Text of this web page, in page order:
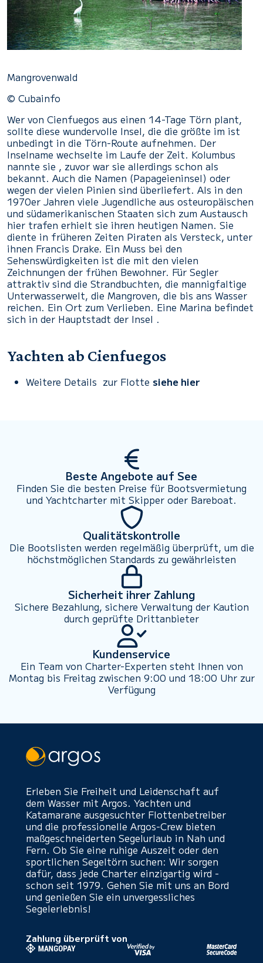
Mangrovenwald
© Cubainfo
Wer von Cienfuegos aus einen 14-Tage Törn plant,
sollte diese wundervolle Insel, die die größte im ist
unbedingt in die Törn-Route aufnehmen. Der
Inselname wechselte im Laufe der Zeit. Kolumbus
nannte sie , zuvor war sie allerdings schon als
bekannt. Auch die Namen (Papageieninsel) oder
wegen der vielen Pinien sind überliefert. Als in den
1970er Jahren viele Jugendliche aus osteuropäischen
und südamerikanischen Staaten sich zum Austausch
hier trafen erhielt sie ihren heutigen Namen. Sie
diente in früheren Zeiten Piraten als Versteck, unter
ihnen Francis Drake. Ein Muss bei den
Sehenswürdigkeiten ist die mit den vielen
Zeichnungen der frühen Bewohner. Für Segler
attraktiv sind die Strandbuchten, die mannigfaltige
Unterwasserwelt, die Mangroven, die bis ans Wasser
reichen. Ein Ort zum Verlieben. Eine Marina befindet
sich in der Hauptstadt der Insel .
Yachten ab Cienfuegos
Weitere Details zur Flotte siehe hier
Beste Angebote auf See
Finden Sie die besten Preise für Bootsvermietung
und Yachtcharter mit Skipper oder Bareboat.
Qualitätskontrolle
Die Bootslisten werden regelmäßig überprüft, um die
höchstmöglichen Standards zu gewährleisten
Sicherheit ihrer Zahlung
Sichere Bezahlung, sichere Verwaltung der Kaution
durch geprüfte Drittanbieter
Kundenservice
Ein Team von Charter-Experten steht Ihnen von
Montag bis Freitag zwischen 9:00 und 18:00 Uhr zur
Verfügung
Erleben Sie Freiheit und Leidenschaft auf
dem Wasser mit Argos. Yachten und
Katamarane ausgesuchter Flottenbetreiber
und die professionelle Argos-Crew bieten
maßgeschneiderten Segelurlaub in Nah und
Fern. Ob Sie eine ruhige Auszeit oder den
sportlichen Segeltörn suchen: Wir sorgen
dafür, dass jede Charter einzigartig wird -
schon seit 1979. Gehen Sie mit uns an Bord
und genießen Sie ein unvergessliches
Segelerlebnis!
Zahlung überprüft von